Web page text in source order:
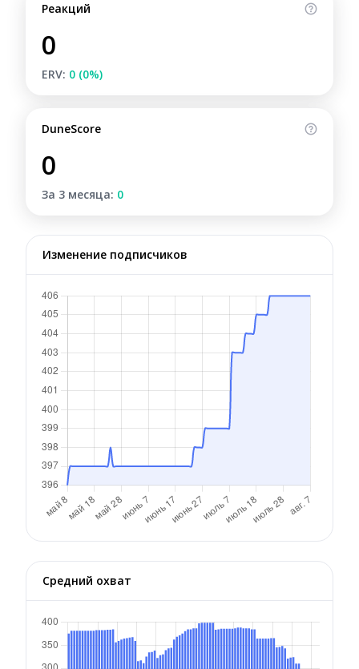
Реакций
0
ERV: 0 (0%)
DuneScore
0
За 3 месяца: 0
Изменение подписчиков
Средний охват